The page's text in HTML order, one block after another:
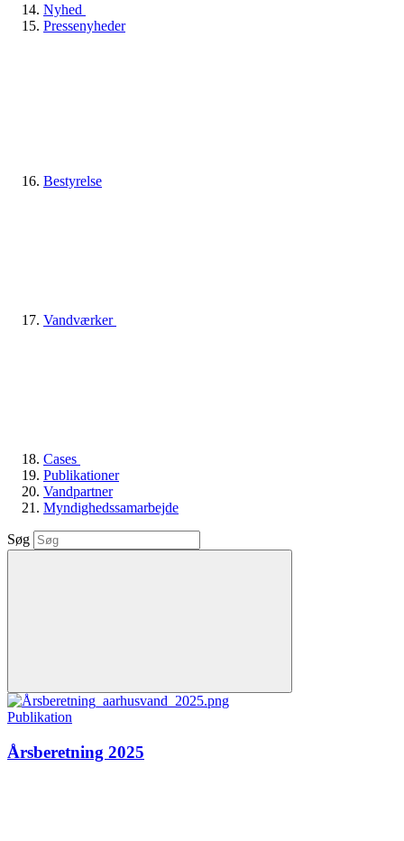
Nyhed
Pressenyheder
Bestyrelse
Vandværker
Cases
Publikationer
Vandpartner
Myndighedssamarbejde
Søg
Publikation
Årsberetning 2025